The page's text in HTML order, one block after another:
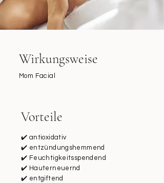
Wirkungsweise
Mom Facial
Vorteile
✔️ antioxidativ
✔️ entzündungshemmend
✔️ Feuchtigkeitsspendend
✔️ Hauterneuernd
✔️ entgiftend